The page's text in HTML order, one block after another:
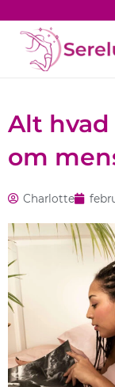
indholdet
Alt
om
Charlotte